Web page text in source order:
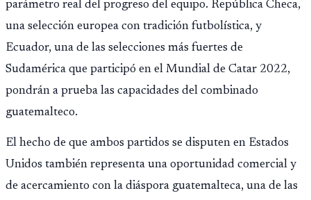
parámetro real del progreso del equipo. República Checa,
una selección europea con tradición futbolística, y
Ecuador, una de las selecciones más fuertes de
Sudamérica que participó en el Mundial de Catar 2022,
pondrán a prueba las capacidades del combinado
guatemalteco.
El hecho de que ambos partidos se disputen en Estados
Unidos también representa una oportunidad comercial y
de acercamiento con la diáspora guatemalteca, una de las